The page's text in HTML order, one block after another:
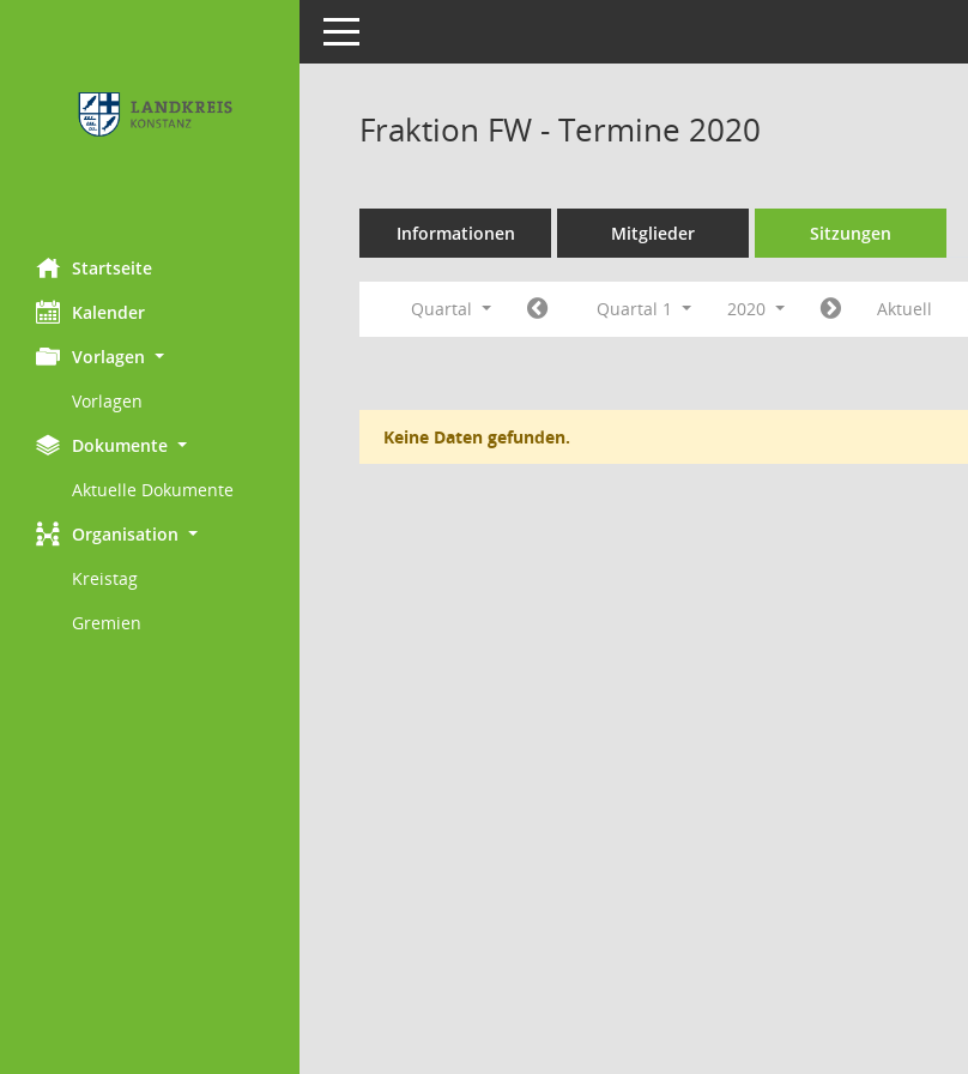
Startseite
Kalender
Vorlagen
Vorlagen
Dokumente
Aktuelle Dokumente
Organisation
Kreistag
Gremien
Toggle navigation
Fraktion FW - Termine 2020
Informationen Mitglieder Sitzungen
Quartal Quartal 1 2020 Aktuell
Keine Daten gefunden.